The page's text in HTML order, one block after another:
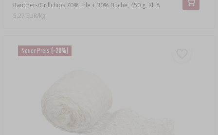
Räucher-/Grillchips 70% Erle + 30% Buche, 450 g, Kl. 8
5,27 EUR/kg
Neuer Preis (-20%)